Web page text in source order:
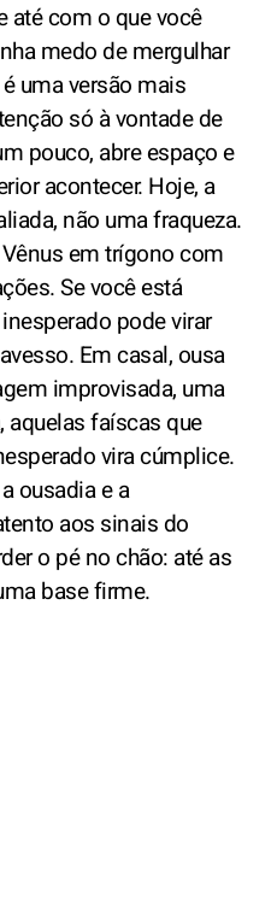
até com o que você
medo de mergulhar
uma versão mais
só à vontade de
pouco, abre espaço e
acontecer. Hoje, a
não uma fraqueza.
em trígono com
Se você está
pode virar
Em casal, ousa
improvisada, uma
aquelas faíscas que
vira cúmplice.
ousadia e a
aos sinais do
o pé no chão: até as
base firme.